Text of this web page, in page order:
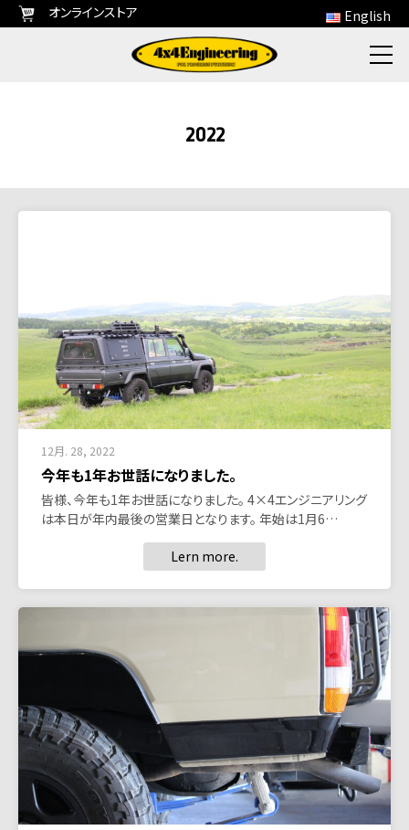
オンラインストア English
2022
12月. 28, 2022
今年も1年お世話になりました。
皆様、今年も1年お世話になりました。 4×4エンジニアリング
は本日が年内最後の営業日となります。 年始は1月6…
Lern more.